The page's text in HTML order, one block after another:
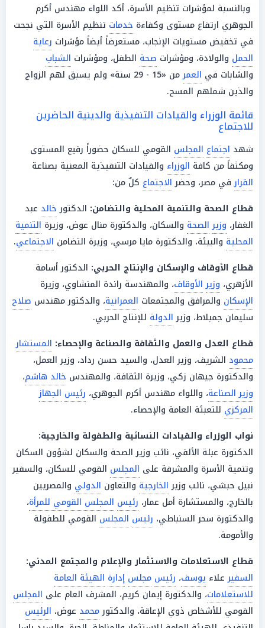
وبالنسبة لمؤشرات تنظيم الأسرة، أكد اللواء مهندس أكرم
الجوهري ارتفاع مستوى وكفاءة خدمات تنظيم الأسرة التي نجحت
في تخفيض مستويات الإنجاب، مستعرضاً أيضاً مؤشرات رعاية
الحمل والولادة، ومؤشرات صحة الطفل، ومؤشرات الشباب
والشابات في العمر
من «15 - 29 سنة» ولم يسبق لهم الزواج
والذين شملهم المسح.
قائمة الوزراء والقيادات التنفيذية والدينية الحاضرين
للاجتماع
شهد اجتماع المجلس القومي للسكان حضوراً رفيع المستوى
ومكثفاً من كافة الوزراء والقيادات التنفيذية المعنية بصناعة
القرارفي مصر، وحضرالاجتماع كلٌ من:
قطاع الصحة والتنمية المحلية والتضامن: الدكتورخالد عبد
الغفار، وزير الصحة والسكان، والدكتورة منال عوض، وزيرة التنمية
المحلية والبيئة، والدكتورة مايا مرسي، وزيرة التضامن الاجتماعي.
قطاع الأوقاف والإسكان والإنتاج الحربي: الدكتور أسامة
الأزهري، وزير الأوقاف، والمهندسة راندة المنشاوي، وزيرة
الإسكان والمرافق والمجتمعات العمرانية، والدكتور مهندس صلاح
سليمان جمبلاط، وزيرالدولة للإنتاج الحربي.
قطاع العدل والعمل والثقافة والصناعة والإحصاء: المستشار
محمود الشريف، وزير العدل، والسيد حسن رداد، وزير العمل،
والدكتورة جيهان زكي، وزيرة الثقافة، والمهندس خالد هاشم،
وزير الصناعة، واللواء مهندس أكرم الجوهري، رئيس الجهاز
المركزي للتعبئة العامة والإحصاء.
نواب الوزراء والقيادات النسائية والطفولة والخارجية:
الدكتورة عبلة الألفي، نائب وزير الصحة والسكان لشؤون السكان
وتنمية الأسرة والمشرفة على المجلس القومي للسكان، والسفير
نبيل حبشي، نائب وزيرالخارجية والتعاون الدولي والمصريين
بالخارج، والمستشارة أمل عمار، رئيس المجلس القومي للمرأة،
والدكتورة سحر السنباطي، رئيس المجلس القومي للطفولة
والأمومة.
قطاع الاستعلامات والاستثمار والإعلام والمجتمع المدني:
السفيرعلاء يوسف، رئيس مجلس إدارة الهيئة العامة
للاستعلامات، والدكتورة إيمان كريم، المشرف العام على المجلس
القومي للأشخاص ذوي الإعاقة، والدكتورمحمد عوض، الرئيس